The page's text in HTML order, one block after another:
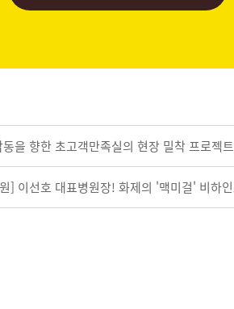
을 향한 초고객만족실의 현장 밀착 프로젝
] 이선호 대표병원장! 화제의 '맥미걸' 비하